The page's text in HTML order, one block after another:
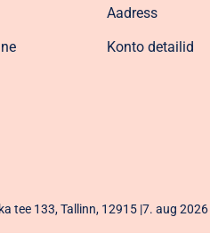
Aadress
Konto detailid
tee 133, Tallinn, 12915 |7. aug 2026